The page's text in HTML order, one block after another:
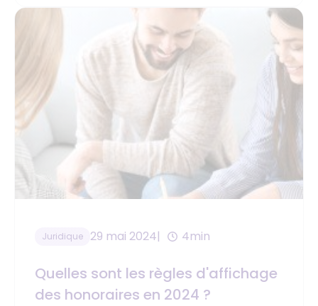
Juridique 29 mai 2024 4min
Quelles sont les règles d'affichage
des honoraires en 2024 ?